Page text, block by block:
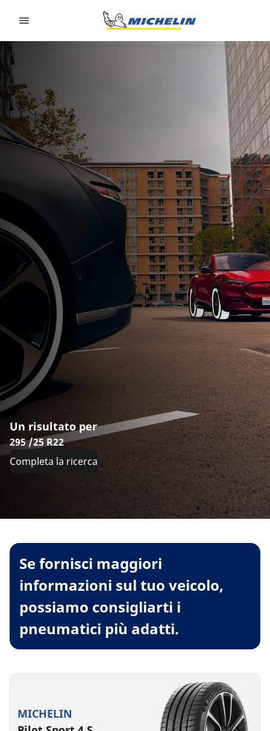
Un risultato per
295 /25 R22
Completa la ricerca
Se fornisci maggiori
informazioni sul tuo veicolo,
possiamo consigliarti i
pneumatici più adatti.
MICHELIN